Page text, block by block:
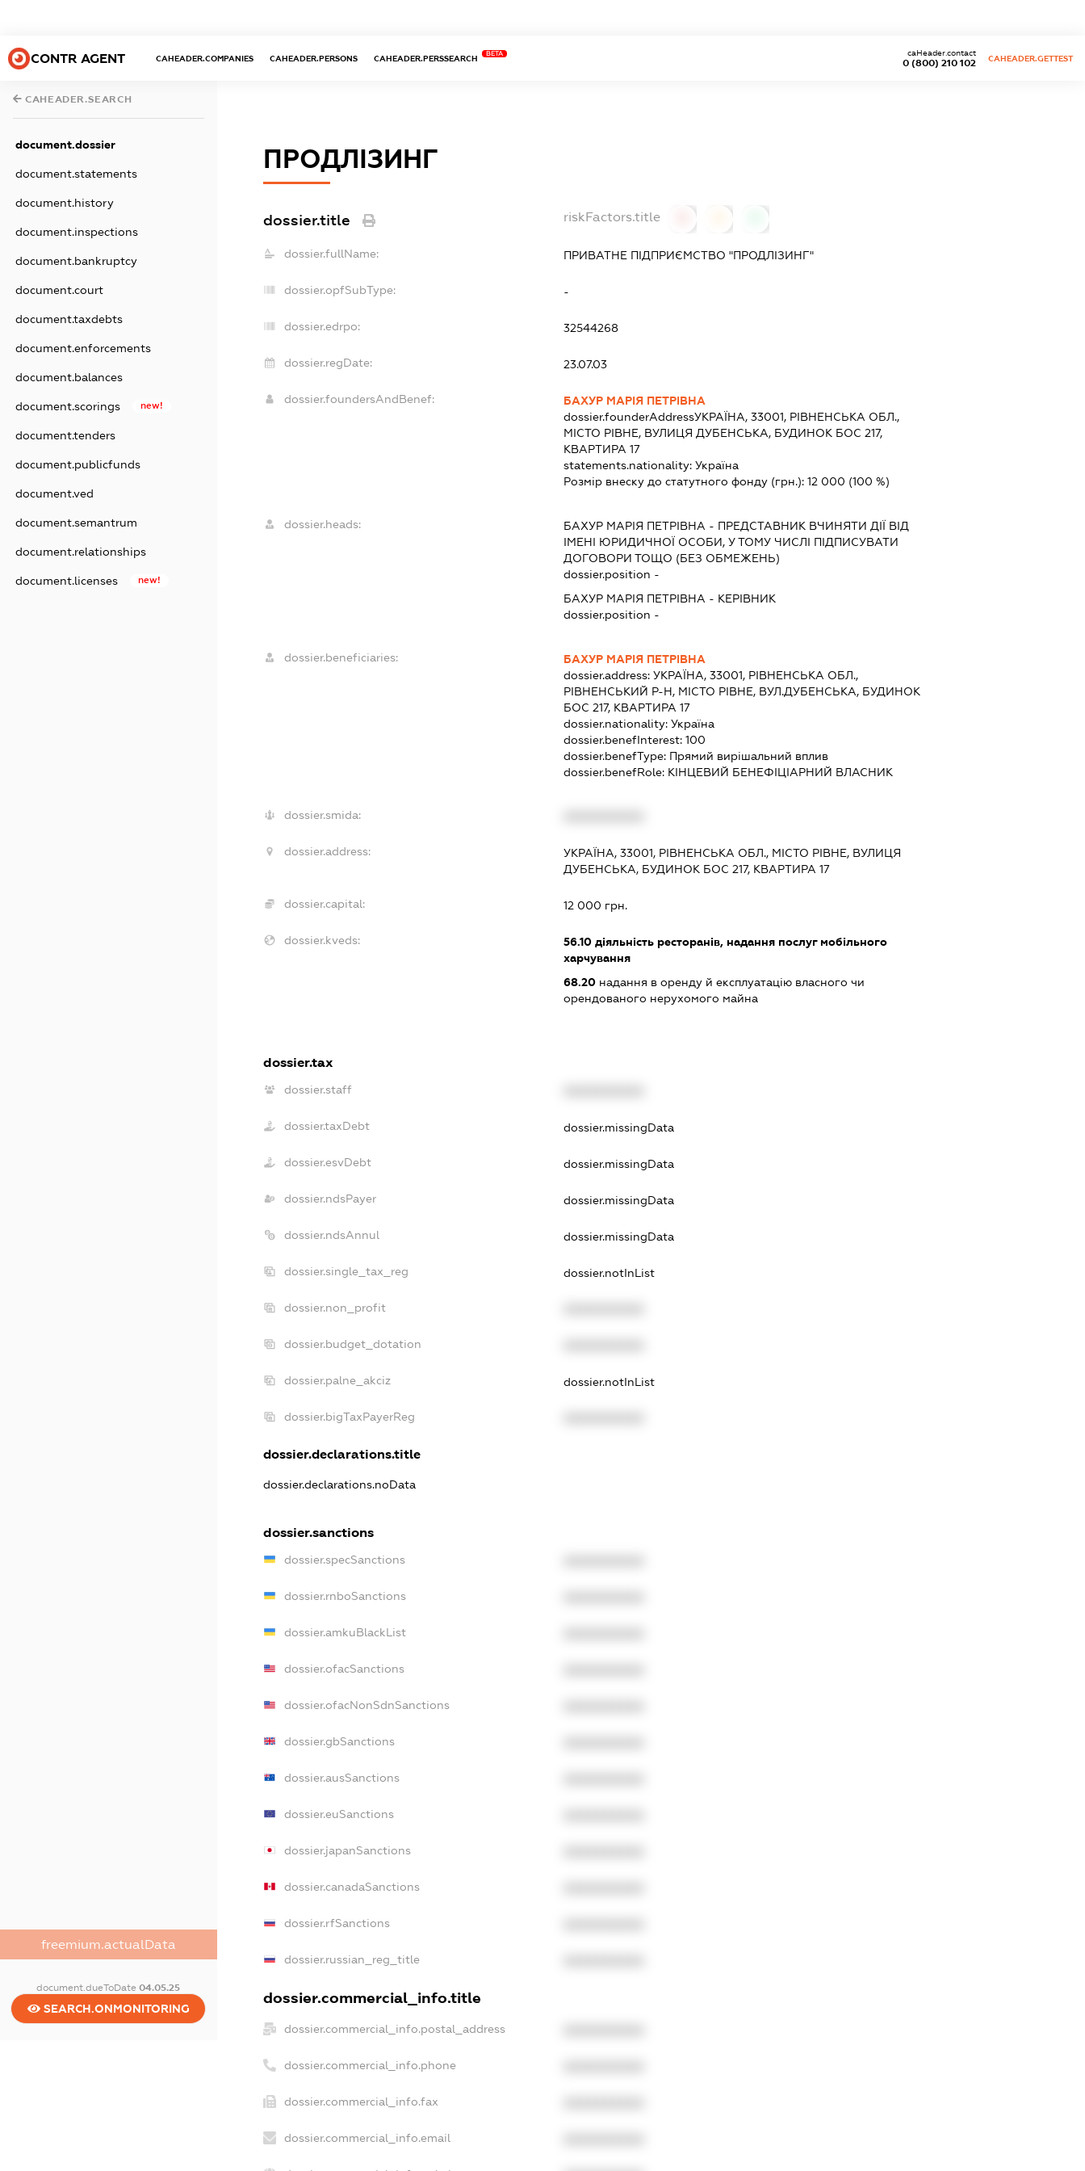
CONTR AGENT CAHEADER.COMPANIES CAHEADER.PERSONS CAHEADER.PERSSEARCH
BETA
0 (800) 210 102
caHeader.contact
CAHEADER.GETTEST
CAHEADER.SEARCH
document.dossier
document.statements
document.history
document.inspections
document.bankruptcy
document.court
document.taxdebts
document.enforcements
document.balances
document.scorings new!
document.tenders
document.publicfunds
document.ved
document.semantrum
document.relationships
document.licenses new!
freemium.actualData
document.dueToDate04.05.25
SEARCH.ONMONITORING
ПРОДЛІЗИНГ
dossier.title riskFactors.title
dossier.fullName: ПРИВАТНЕ ПІДПРИЄМСТВО "ПРОДЛІЗИНГ"
dossier.opfSubType: -
dossier.edrpo: 32544268
dossier.regDate: 23.07.03
dossier.foundersAndBenef:
БАХУР МАРІЯ ПЕТРІВНА
dossier.founderAddressУКРАЇНА, 33001, РІВНЕНСЬКА ОБЛ.,
МІСТО РІВНЕ, ВУЛИЦЯ ДУБЕНСЬКА, БУДИНОК БОС 217,
КВАРТИРА 17
statements.nationality: Україна
Розмір внеску до статутного фонду (грн.): 12 000 (100 %)
dossier.heads: БАХУР МАРІЯ ПЕТРІВНА - ПРЕДСТАВНИК ВЧИНЯТИ ДІЇ ВІД
ІМЕНІ ЮРИДИЧНОЇ ОСОБИ, У ТОМУ ЧИСЛІ ПІДПИСУВАТИ
ДОГОВОРИ ТОЩО (БЕЗ ОБМЕЖЕНЬ)
dossier.position -
БАХУР МАРІЯ ПЕТРІВНА - КЕРІВНИК
dossier.position -
dossier.beneficiaries:
БАХУР МАРІЯ ПЕТРІВНА
dossier.address: УКРАЇНА, 33001, РІВНЕНСЬКА ОБЛ.,
РІВНЕНСЬКИЙ Р-Н, МІСТО РІВНЕ, ВУЛ.ДУБЕНСЬКА, БУДИНОК
БОС 217, КВАРТИРА 17
dossier.nationality: Україна
dossier.benefInterest: 100
dossier.benefType: Прямий вирішальний вплив
dossier.benefRole: КІНЦЕВИЙ БЕНЕФІЦІАРНИЙ ВЛАСНИК
dossier.smida:
dossier.address:
УКРАЇНА, 33001, РІВНЕНСЬКА ОБЛ., МІСТО РІВНЕ, ВУЛИЦЯ
ДУБЕНСЬКА, БУДИНОК БОС 217, КВАРТИРА 17
dossier.capital: 12 000 грн.
dossier.kveds: 56.10діяльність ресторанів, надання послуг мобільного
харчування
68.20надання в оренду й експлуатацію власного чи
орендованого нерухомого майна
dossier.tax
dossier.staff
dossier.taxDebt dossier.missingData
dossier.esvDebt dossier.missingData
dossier.ndsPayer dossier.missingData
dossier.ndsAnnul dossier.missingData
dossier.single_tax_reg dossier.notInList
dossier.non_profit
dossier.budget_dotation
dossier.palne_akciz dossier.notInList
dossier.bigTaxPayerReg
dossier.declarations.title
dossier.declarations.noData
dossier.sanctions
dossier.specSanctions
dossier.rnboSanctions
dossier.amkuBlackList
dossier.ofacSanctions
dossier.ofacNonSdnSanctions
dossier.gbSanctions
dossier.ausSanctions
dossier.euSanctions
dossier.japanSanctions
dossier.canadaSanctions
dossier.rfSanctions
dossier.russian_reg_title
dossier.commercial_info.title
dossier.commercial_info.postal_address
dossier.commercial_info.phone
dossier.commercial_info.fax
dossier.commercial_info.email